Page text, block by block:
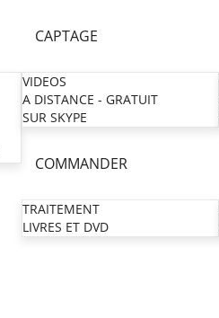
CAPTAGE
VIDEOS
A DISTANCE - GRATUIT
SUR SKYPE
COMMANDER
TRAITEMENT
LIVRES ET DVD